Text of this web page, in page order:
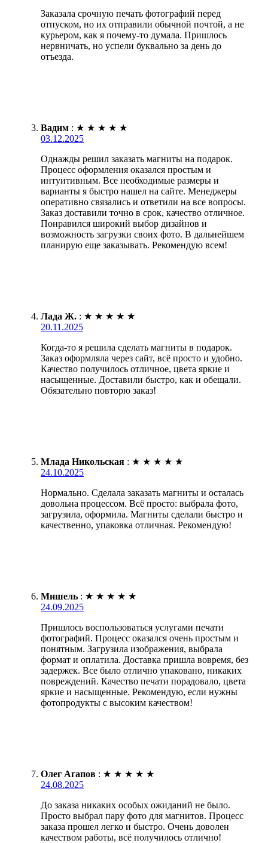
Заказала срочную печать фотографий перед
отпуском, но их отправили обычной почтой, а не
курьером, как я почему-то думала. Пришлось
нервничать, но успели буквально за день до
отъезда.
Вадим : ★ ★ ★ ★ ★
03.12.2025
Однажды решил заказать магниты на подарок.
Процесс оформления оказался простым и
интуитивным. Все необходимые размеры и
варианты я быстро нашел на сайте. Менеджеры
оперативно связались и ответили на все вопросы.
Заказ доставили точно в срок, качество отличное.
Понравился широкий выбор дизайнов и
возможность загрузки своих фото. В дальнейшем
планирую еще заказывать. Рекомендую всем!
Лада Ж. : ★ ★ ★ ★ ★
20.11.2025
Когда-то я решила сделать магниты в подарок.
Заказ оформляла через сайт, всё просто и удобно.
Качество получилось отличное, цвета яркие и
насыщенные. Доставили быстро, как и обещали.
Обязательно повторю заказ!
Млада Никольская : ★ ★ ★ ★ ★
24.10.2025
Нормально. Сделала заказать магниты и осталась
довольна процессом. Всё просто: выбрала фото,
загрузила, оформила. Магниты сделали быстро и
качественно, упаковка отличная. Рекомендую!
Мишель : ★ ★ ★ ★ ★
24.09.2025
Пришлось воспользоваться услугами печати
фотографий. Процесс оказался очень простым и
понятным. Загрузила изображения, выбрала
формат и оплатила. Доставка пришла вовремя, без
задержек. Все было отлично упаковано, никаких
повреждений. Качество печати порадовало, цвета
яркие и насыщенные. Рекомендую, если нужны
фотопродукты с высоким качеством!
Олег Агапов : ★ ★ ★ ★ ★
24.08.2025
До заказа никаких особых ожиданий не было.
Просто выбрал пару фото для магнитов. Процесс
заказа прошел легко и быстро. Очень доволен
качеством работы, всё получилось отлично!